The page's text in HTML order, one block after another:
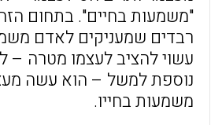
"משמעות בחיים". בתחום
רבדים שמעניקים לאדם
עשוי להציב לעצמו מטרה –
נוספת למשל – הוא עשה
משמעות בחייו.